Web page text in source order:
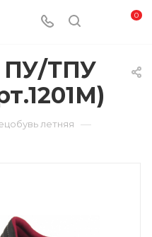
0
ПУ/ТПУ
летняя —